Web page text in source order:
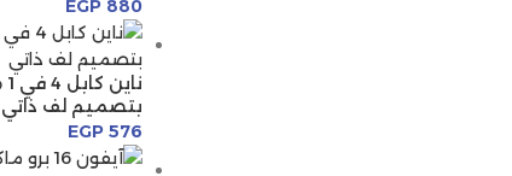
EGP880
بتصميم لف ذاتي
EGP576